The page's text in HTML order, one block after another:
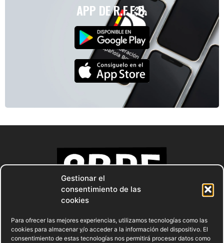
Gestionar el
consentimiento de las
cookies
Para ofrecer las mejores experiencias, utilizamos tecnologías como las
cookies para almacenar y/o acceder a la información del dispositivo. El
consentimiento de estas tecnologías nos permitirá procesar datos como
APP DE R.F.E.B.